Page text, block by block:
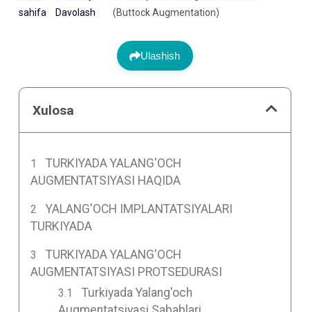
sahifa
Davolash
(Buttock Augmentation)
Ulashish
Xulosa
TURKIYADA YALANG'OCH
AUGMENTATSIYASI HAQIDA
YALANG'OCH IMPLANTATSIYALARI
TURKIYADA
TURKIYADA YALANG'OCH
AUGMENTATSIYASI PROTSEDURASI
Turkiyada Yalang'och